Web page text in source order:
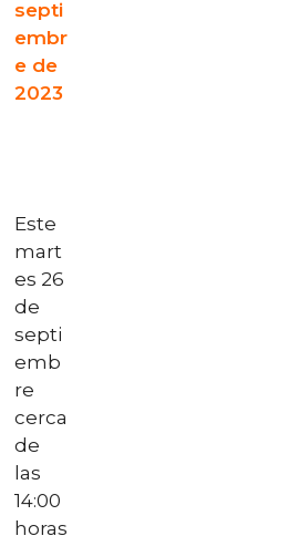
septi
embr
e de
2023
Este
mart
es 26
de
septi
emb
re
cerca
de
las
14:00
horas